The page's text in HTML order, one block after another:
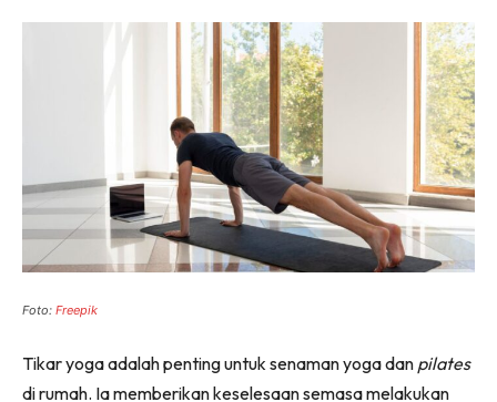
Foto: Freepik
Tikar yoga adalah penting untuk senaman yoga dan pilates
di rumah. Ia memberikan keselesaan semasa melakukan